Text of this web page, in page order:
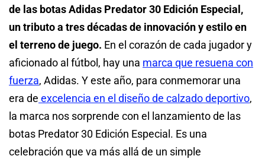
de las botas Adidas Predator 30 Edición Especial,
un tributo a tres décadas de innovación y estilo en
el terreno de juego. En el corazón de cada jugador y
aficionado al fútbol, hay una marca que resuena con
fuerza, Adidas. Y este año, para conmemorar una
era de excelencia en el diseño de calzado deportivo,
la marca nos sorprende con el lanzamiento de las
botas Predator 30 Edición Especial. Es una
celebración que va más allá de un simple